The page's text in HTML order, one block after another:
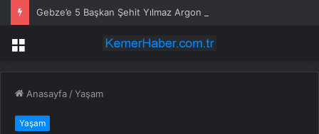
Gebze’e 5 Başkan Şehit Yılmaz Argon Caddesi’nde
Menü
Anasayfa /Yaşam
Yaşam